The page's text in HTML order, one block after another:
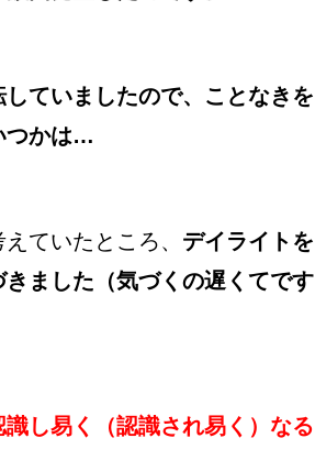
ていましたので、ことなきを
つかは…
ていたところ、 デイライトを
ました（気づくの遅くてです
し易く（認識され易く）なる